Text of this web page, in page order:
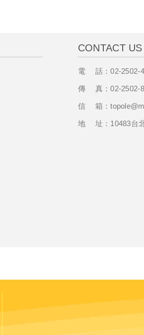
CONTACT US
電 話：02-2502-
傳 真：02-2502-
信 箱：t
地 址：10483台